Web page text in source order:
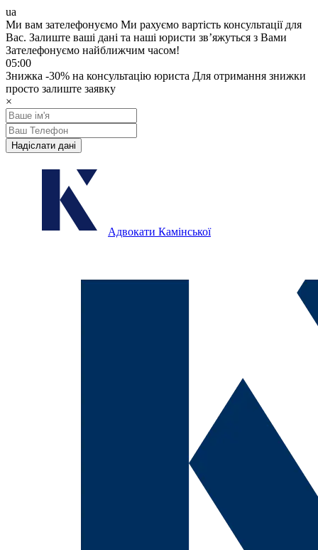
ua
Ми вам зателефонуємо Ми рахуємо вартість консультації для
Вас. Залиште ваші дані та наші юристи звʼяжуться з Вами
Зателефонуємо найближчим часом!
05:00
Знижка -30% на консультацію юриста Для отримання знижки
просто залиште заявку
×
Надіслати дані
Адвокати Камінської